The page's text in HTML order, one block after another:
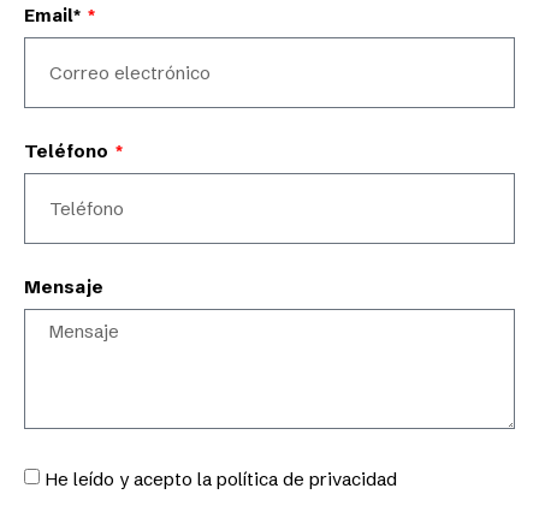
Email*
Teléfono
Mensaje
He leído y acepto la política de privacidad